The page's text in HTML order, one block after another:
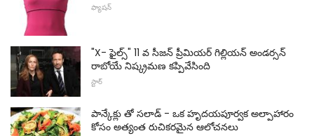
ఫ్యాషన్
"X- ఫైల్స్" 11 వ సీజన్ ప్రీమియర్ గిల్లియన్ అండర్సన్
రాబోయే నిష్క్రమణ కప్పివేసింది
స్టార్
పాన్కేక్లు తో సలాడ్ - ఒక హృదయపూర్వక అల్పాహారం
కోసం అత్యంత రుచికరమైన ఆలోచనలు